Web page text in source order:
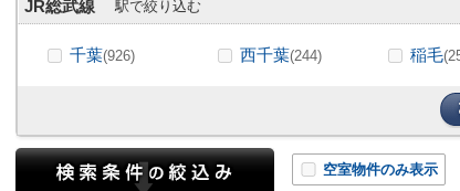
JR総武線 駅で絞り込む
千葉(926) 西千葉(244) 稲毛
空室物件のみ表示